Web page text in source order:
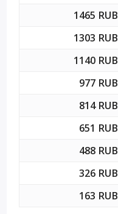
1465 RUB
1303 RUB
1140 RUB
977 RUB
814 RUB
651 RUB
488 RUB
326 RUB
163 RUB